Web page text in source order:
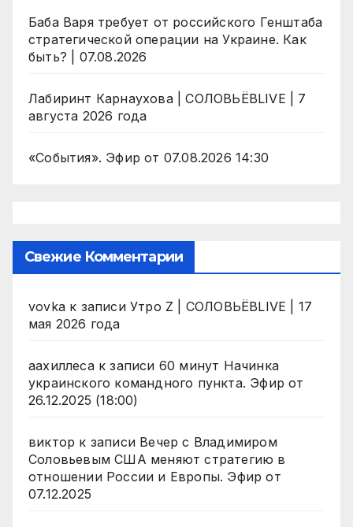
Баба Варя требует от российского Генштаба
стратегической операции на Украине. Как
быть? | 07.08.2026
Лабиринт Карнаухова | СОЛОВЬЁВLIVE | 7
августа 2026 года
«События». Эфир от 07.08.2026 14:30
Свежие Комментарии
vovka к записи Утро Z | СОЛОВЬЁВLIVE | 17
мая 2026 года
аахиллесак записи 60 минут Начинка
украинского командного пункта. Эфир от
26.12.2025 (18:00)
виктор к записи Вечер с Владимиром
Соловьевым США меняют стратегию в
отношении России и Европы. Эфир от
07.12.2025